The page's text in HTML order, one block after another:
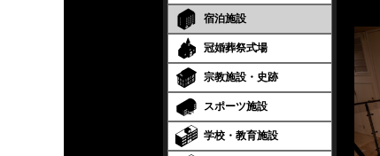
宿泊施設
冠婚葬祭式場
宗教施設・史跡
スポーツ施設
学校・教育施設